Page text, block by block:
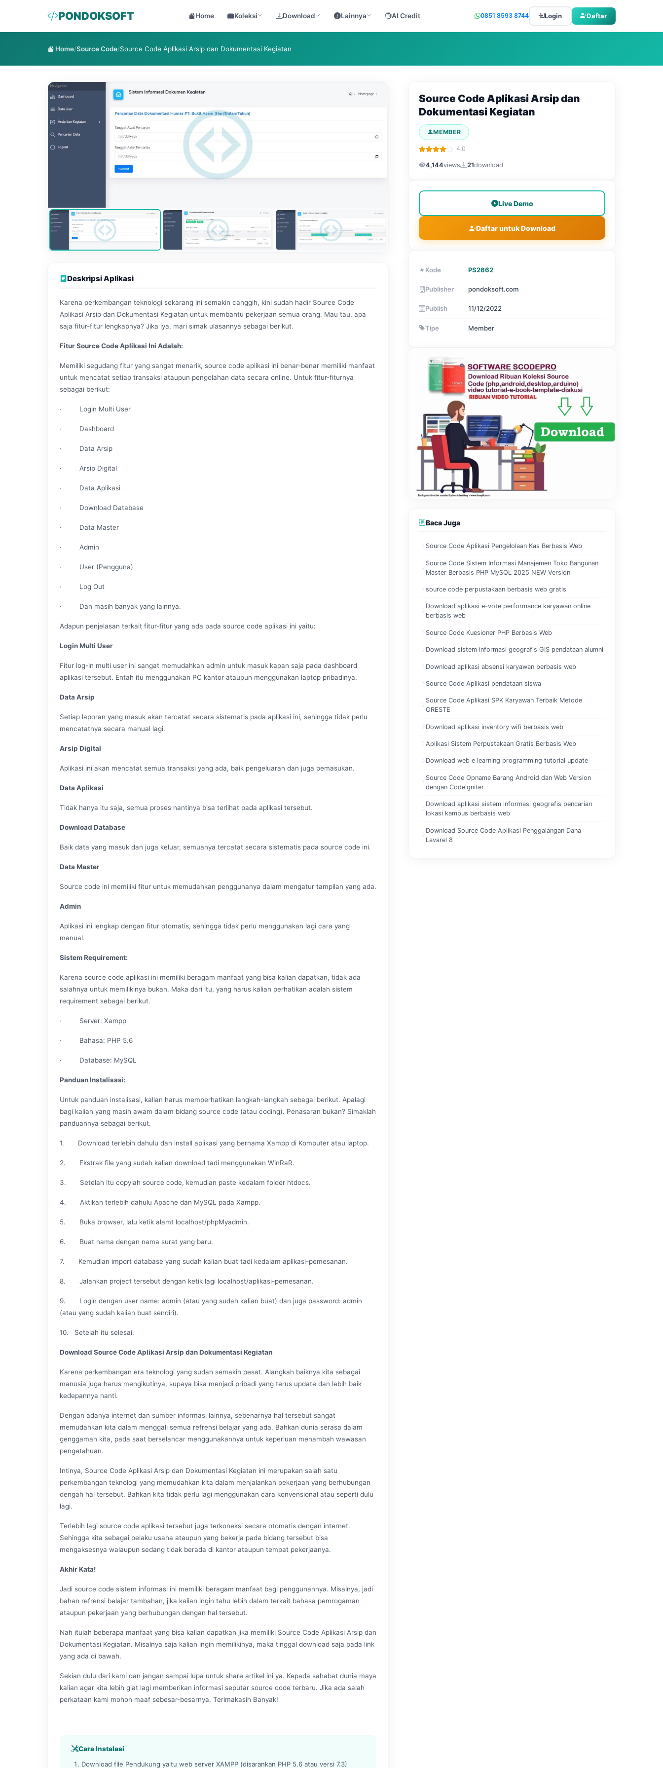
PONDOKSOFT Home Koleksi Download Lainnya AI Credit 0851 8593 8744 Login Daftar
Home/Source Code/Source Code Aplikasi Arsip dan Dokumentasi Kegiatan
Deskripsi Aplikasi
Karena perkembangan teknologi sekarang ini semakin canggih, kini sudah hadir Source Code
Aplikasi Arsip dan Dokumentasi Kegiatan untuk membantu pekerjaan semua orang. Mau tau, apa
saja fitur-fitur lengkapnya? Jika iya, mari simak ulasannya sebagai berikut.
Fitur Source Code Aplikasi Ini Adalah:
Memiliki segudang fitur yang sangat menarik, source code aplikasi ini benar-benar memiliki manfaat
untuk mencatat setiap transaksi ataupun pengolahan data secara online. Untuk fitur-fiturnya
sebagai berikut:
· Login Multi User
· Dashboard
· Data Arsip
· Arsip Digital
· Data Aplikasi
· Download Database
· Data Master
· Admin
· User (Pengguna)
· Log Out
· Dan masih banyak yang lainnya.
Adapun penjelasan terkait fitur-fitur yang ada pada source code aplikasi ini yaitu:
Login Multi User
Fitur log-in multi user ini sangat memudahkan admin untuk masuk kapan saja pada dashboard
aplikasi tersebut. Entah itu menggunakan PC kantor ataupun menggunakan laptop pribadinya.
Data Arsip
Setiap laporan yang masuk akan tercatat secara sistematis pada aplikasi ini, sehingga tidak perlu
mencatatnya secara manual lagi.
Arsip Digital
Aplikasi ini akan mencatat semua transaksi yang ada, baik pengeluaran dan juga pemasukan.
Data Aplikasi
Tidak hanya itu saja, semua proses nantinya bisa terlihat pada aplikasi tersebut.
Download Database
Baik data yang masuk dan juga keluar, semuanya tercatat secara sistematis pada source code ini.
Data Master
Source code ini memiliki fitur untuk memudahkan penggunanya dalam mengatur tampilan yang ada.
Admin
Aplikasi ini lengkap dengan fitur otomatis, sehingga tidak perlu menggunakan lagi cara yang
manual.
Sistem Requirement:
Karena source code aplikasi ini memiliki beragam manfaat yang bisa kalian dapatkan, tidak ada
salahnya untuk memilikinya bukan. Maka dari itu, yang harus kalian perhatikan adalah sistem
requirement sebagai berikut.
· Server: Xampp
· Bahasa: PHP 5.6
· Database: MySQL
Panduan Instalisasi:
Untuk panduan instalisasi, kalian harus memperhatikan langkah-langkah sebagai berikut. Apalagi
bagi kalian yang masih awam dalam bidang source code (atau coding). Penasaran bukan? Simaklah
panduannya sebagai berikut.
1. Download terlebih dahulu dan install aplikasi yang bernama Xampp di Komputer atau laptop.
2. Ekstrak file yang sudah kalian download tadi menggunakan WinRaR.
3. Setelah itu copylah source code, kemudian paste kedalam folder htdocs.
4. Aktikan terlebih dahulu Apache dan MySQL pada Xampp.
5. Buka browser, lalu ketik alamt localhost/phpMyadmin.
6. Buat nama dengan nama surat yang baru.
7. Kemudian import database yang sudah kalian buat tadi kedalam aplikasi-pemesanan.
8. Jalankan project tersebut dengan ketik lagi localhost/aplikasi-pemesanan.
9. Login dengan user name: admin (atau yang sudah kalian buat) dan juga password: admin
(atau yang sudah kalian buat sendiri).
10. Setelah itu selesai.
Download Source Code Aplikasi Arsip dan Dokumentasi Kegiatan
Karena perkembangan era teknologi yang sudah semakin pesat. Alangkah baiknya kita sebagai
manusia juga harus mengikutinya, supaya bisa menjadi pribadi yang terus update dan lebih baik
kedepannya nanti.
Dengan adanya internet dan sumber informasi lainnya, sebenarnya hal tersebut sangat
memudahkan kita dalam menggali semua refrensi belajar yang ada. Bahkan dunia serasa dalam
genggaman kita, pada saat berselancar menggunakannya untuk keperluan menambah wawasan
pengetahuan.
Intinya, Source Code Aplikasi Arsip dan Dokumentasi Kegiatan ini merupakan salah satu
perkembangan teknologi yang memudahkan kita dalam menjalankan pekerjaan yang berhubungan
dengah hal tersebut. Bahkan kita tidak perlu lagi menggunakan cara konvensional atau seperti dulu
lagi.
Terlebih lagi source code aplikasi tersebut juga terkoneksi secara otomatis dengan internet.
Sehingga kita sebagai pelaku usaha ataupun yang bekerja pada bidang tersebut bisa
mengaksesnya walaupun sedang tidak berada di kantor ataupun tempat pekerjaanya.
Akhir Kata!
Jadi source code sistem informasi ini memiliki beragam manfaat bagi penggunannya. Misalnya, jadi
bahan refrensi belajar tambahan, jika kalian ingin tahu lebih dalam terkait bahasa pemrogaman
ataupun pekerjaan yang berhubungan dengan hal tersebut.
Nah itulah beberapa manfaat yang bisa kalian dapatkan jika memiliki Source Code Aplikasi Arsip dan
Dokumentasi Kegiatan. Misalnya saja kalian ingin memilikinya, maka tinggal download saja pada link
yang ada di bawah.
Sekian dulu dari kami dan jangan sampai lupa untuk share artikel ini ya. Kepada sahabat dunia maya
kalian agar kita lebih giat lagi memberikan informasi seputar source code terbaru. Jika ada salah
perkataan kami mohon maaf sebesar-besarnya, Terimakasih Banyak!
Cara Instalasi
Download file Pendukung yaitu web server XAMPP (disarankan PHP 5.6 atau versi 7.3)
Source Code Aplikasi Arsip dan
Dokumentasi Kegiatan
MEMBER
4.0
4,144views 21download
Live Demo
Daftar untuk Download
Kode PS2662
Publisher pondoksoft.com
Publish 11/12/2022
Tipe Member
Baca Juga
Source Code Aplikasi Pengelolaan Kas Berbasis Web
Source Code Sistem Informasi Manajemen Toko Bangunan
Master Berbasis PHP MySQL 2025 NEW Version
source code perpustakaan berbasis web gratis
Download aplikasi e-vote performance karyawan online
berbasis web
Source Code Kuesioner PHP Berbasis Web
Download sistem informasi geografis GIS pendataan alumni
Download aplikasi absensi karyawan berbasis web
Source Code Aplikasi pendataan siswa
Source Code Aplikasi SPK Karyawan Terbaik Metode
ORESTE
Download aplikasi inventory wifi berbasis web
Aplikasi Sistem Perpustakaan Gratis Berbasis Web
Download web e learning programming tutorial update
Source Code Opname Barang Android dan Web Version
dengan Codeigniter
Download aplikasi sistem informasi geografis pencarian
lokasi kampus berbasis web
Download Source Code Aplikasi Penggalangan Dana
Lavarel 8